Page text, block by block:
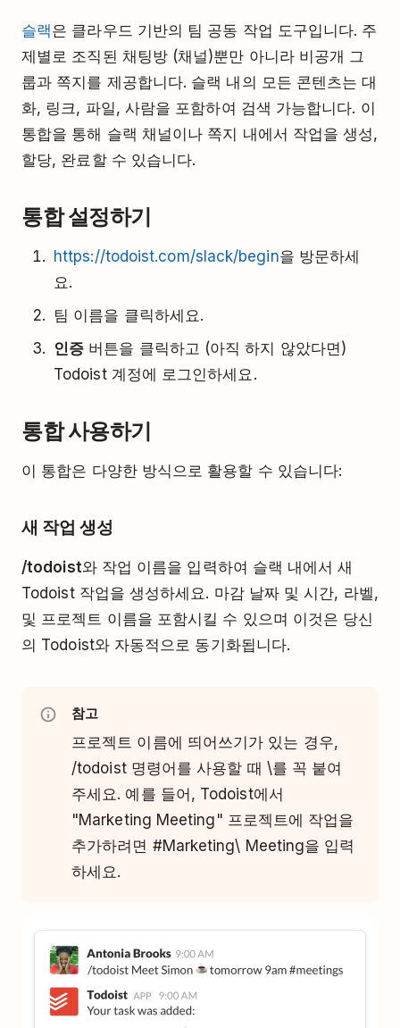
슬랙은 클라우드 기반의 팀 공동 작업 도구입니다. 주
제별로 조직된 채팅방 (채널)뿐만 아니라 비공개 그
룹과 쪽지를 제공합니다. 슬랙 내의 모든 콘텐츠는 대
화, 링크, 파일, 사람을 포함하여 검색 가능합니다. 이
통합을 통해 슬랙 채널이나 쪽지 내에서 작업을 생성,
할당, 완료할 수 있습니다.
통합 설정하기
https://todoist.com/slack/begin을 방문하세
요.
팀 이름을 클릭하세요.
인증 버튼을 클릭하고 (아직 하지 않았다면)
Todoist 계정에 로그인하세요.
통합 사용하기
이 통합은 다양한 방식으로 활용할 수 있습니다:
새 작업 생성
/todoist와 작업 이름을 입력하여 슬랙 내에서 새
Todoist 작업을 생성하세요. 마감 날짜 및 시간, 라벨,
및 프로젝트 이름을 포함시킬 수 있으며 이것은 당신
의 Todoist와 자동적으로 동기화됩니다.
참고
프로젝트 이름에 띄어쓰기가 있는 경우,
/todoist 명령어를 사용할 때 \를 꼭 붙여
주세요. 예를 들어, Todoist에서
"Marketing Meeting" 프로젝트에 작업을
추가하려면 #Marketing\ Meeting을 입력
하세요.